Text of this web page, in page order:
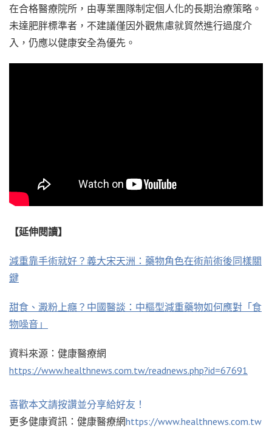
在合格醫療院所，由專業團隊制定個人化的長期治療策略。
未達肥胖標準者，不建議僅因外觀焦慮就貿然進行過度介
入，仍應以健康安全為優先。
【延伸閱讀】
減重靠手術就好？義大宋天洲：藥物角色在術前術後同樣關
鍵
甜食、澱粉上癮？中國醫談：中樞型減重藥物如何應對「食
物噪音」
資料來源：健康醫療網
https://www.healthnews.com.tw/readnews.php?id=67691
喜歡本文請按讚並分享給好友！
更多健康資訊：健康醫療網https://www.healthnews.com.tw